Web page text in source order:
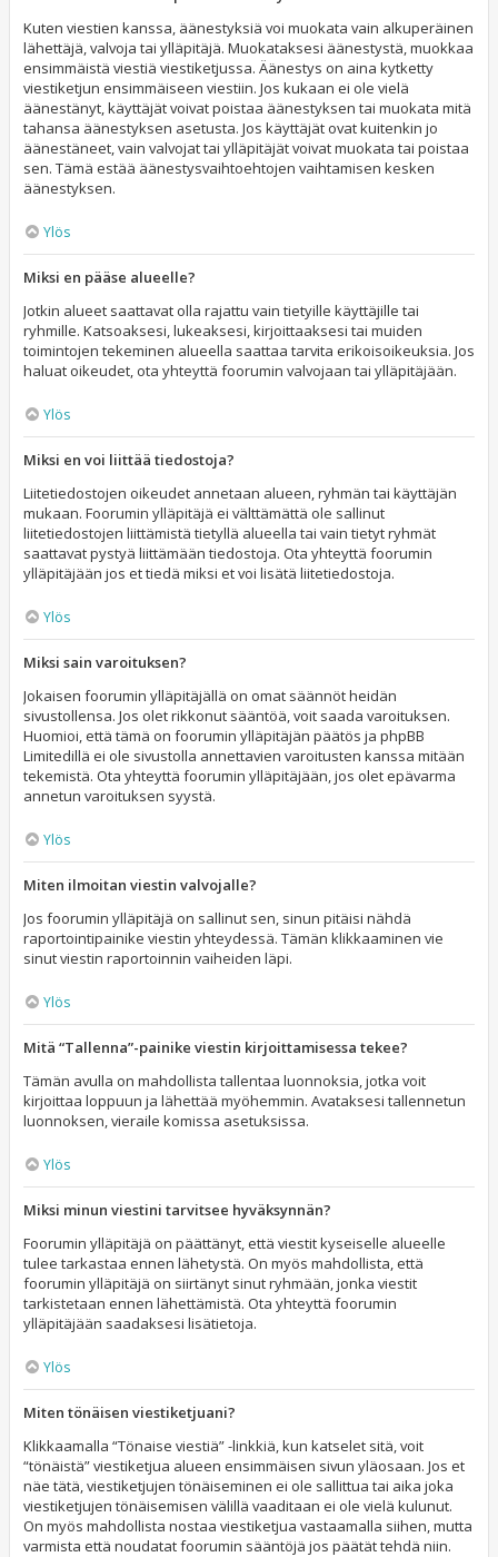
Kuten viestien kanssa, äänestyksiä voi muokata vain alkuperäinen
lähettäjä, valvoja tai ylläpitäjä. Muokataksesi äänestystä, muokkaa
ensimmäistä viestiä viestiketjussa. Äänestys on aina kytketty
viestiketjun ensimmäiseen viestiin. Jos kukaan ei ole vielä
äänestänyt, käyttäjät voivat poistaa äänestyksen tai muokata mitä
tahansa äänestyksen asetusta. Jos käyttäjät ovat kuitenkin jo
äänestäneet, vain valvojat tai ylläpitäjät voivat muokata tai poistaa
sen. Tämä estää äänestysvaihtoehtojen vaihtamisen kesken
äänestyksen.
Ylös
Miksi en pääse alueelle?
Jotkin alueet saattavat olla rajattu vain tietyille käyttäjille tai
ryhmille. Katsoaksesi, lukeaksesi, kirjoittaaksesi tai muiden
toimintojen tekeminen alueella saattaa tarvita erikoisoikeuksia. Jos
haluat oikeudet, ota yhteyttä foorumin valvojaan tai ylläpitäjään.
Ylös
Miksi en voi liittää tiedostoja?
Liitetiedostojen oikeudet annetaan alueen, ryhmän tai käyttäjän
mukaan. Foorumin ylläpitäjä ei välttämättä ole sallinut
liitetiedostojen liittämistä tietyllä alueella tai vain tietyt ryhmät
saattavat pystyä liittämään tiedostoja. Ota yhteyttä foorumin
ylläpitäjään jos et tiedä miksi et voi lisätä liitetiedostoja.
Ylös
Miksi sain varoituksen?
Jokaisen foorumin ylläpitäjällä on omat säännöt heidän
sivustollensa. Jos olet rikkonut sääntöä, voit saada varoituksen.
Huomioi, että tämä on foorumin ylläpitäjän päätös ja phpBB
Limitedillä ei ole sivustolla annettavien varoitusten kanssa mitään
tekemistä. Ota yhteyttä foorumin ylläpitäjään, jos olet epävarma
annetun varoituksen syystä.
Ylös
Miten ilmoitan viestin valvojalle?
Jos foorumin ylläpitäjä on sallinut sen, sinun pitäisi nähdä
raportointipainike viestin yhteydessä. Tämän klikkaaminen vie
sinut viestin raportoinnin vaiheiden läpi.
Ylös
Mitä “Tallenna”-painike viestin kirjoittamisessa tekee?
Tämän avulla on mahdollista tallentaa luonnoksia, jotka voit
kirjoittaa loppuun ja lähettää myöhemmin. Avataksesi tallennetun
luonnoksen, vieraile komissa asetuksissa.
Ylös
Miksi minun viestini tarvitsee hyväksynnän?
Foorumin ylläpitäjä on päättänyt, että viestit kyseiselle alueelle
tulee tarkastaa ennen lähetystä. On myös mahdollista, että
foorumin ylläpitäjä on siirtänyt sinut ryhmään, jonka viestit
tarkistetaan ennen lähettämistä. Ota yhteyttä foorumin
ylläpitäjään saadaksesi lisätietoja.
Ylös
Miten tönäisen viestiketjuani?
Klikkaamalla “Tönaise viestiä” -linkkiä, kun katselet sitä, voit
“tönäistä” viestiketjua alueen ensimmäisen sivun yläosaan. Jos et
näe tätä, viestiketjujen tönäiseminen ei ole sallittua tai aika joka
viestiketjujen tönäisemisen välillä vaaditaan ei ole vielä kulunut.
On myös mahdollista nostaa viestiketjua vastaamalla siihen, mutta
varmista että noudatat foorumin sääntöjä jos päätät tehdä niin.